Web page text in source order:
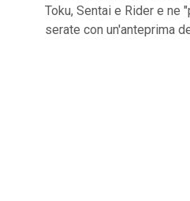
Toku, Sentai e Rider e
serate con un'anteprima